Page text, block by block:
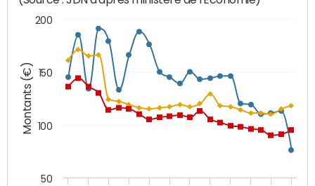
Montants (€)
50
100
150
200